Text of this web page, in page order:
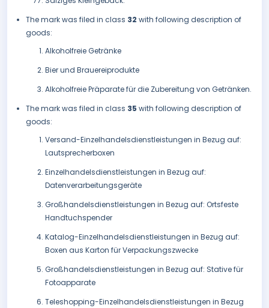
The mark was filed in class 32 with following description of
goods:
Alkoholfreie Getränke
Bier und Brauereiprodukte
Alkoholfreie Präparate für die Zubereitung von Getränken.
The mark was filed in class 35 with following description of
goods:
Versand-Einzelhandelsdienstleistungen in Bezug auf:
Lautsprecherboxen
Einzelhandelsdienstleistungen in Bezug auf:
Datenverarbeitungsgeräte
Großhandelsdienstleistungen in Bezug auf: Ortsfeste
Handtuchspender
Katalog-Einzelhandelsdienstleistungen in Bezug auf:
Boxen aus Karton für Verpackungszwecke
Großhandelsdienstleistungen in Bezug auf: Stative für
Fotoapparate
Teleshopping-Einzelhandelsdienstleistungen in Bezug